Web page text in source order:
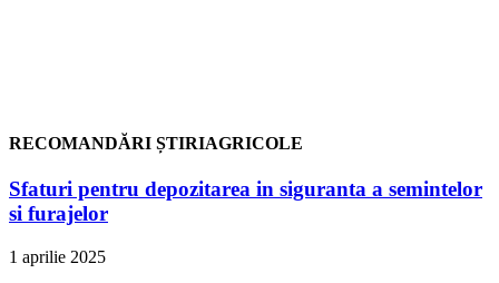
RECOMANDĂRI ȘTIRIAGRICOLE
Sfaturi pentru depozitarea in siguranta a semintelor
si furajelor
1 aprilie 2025